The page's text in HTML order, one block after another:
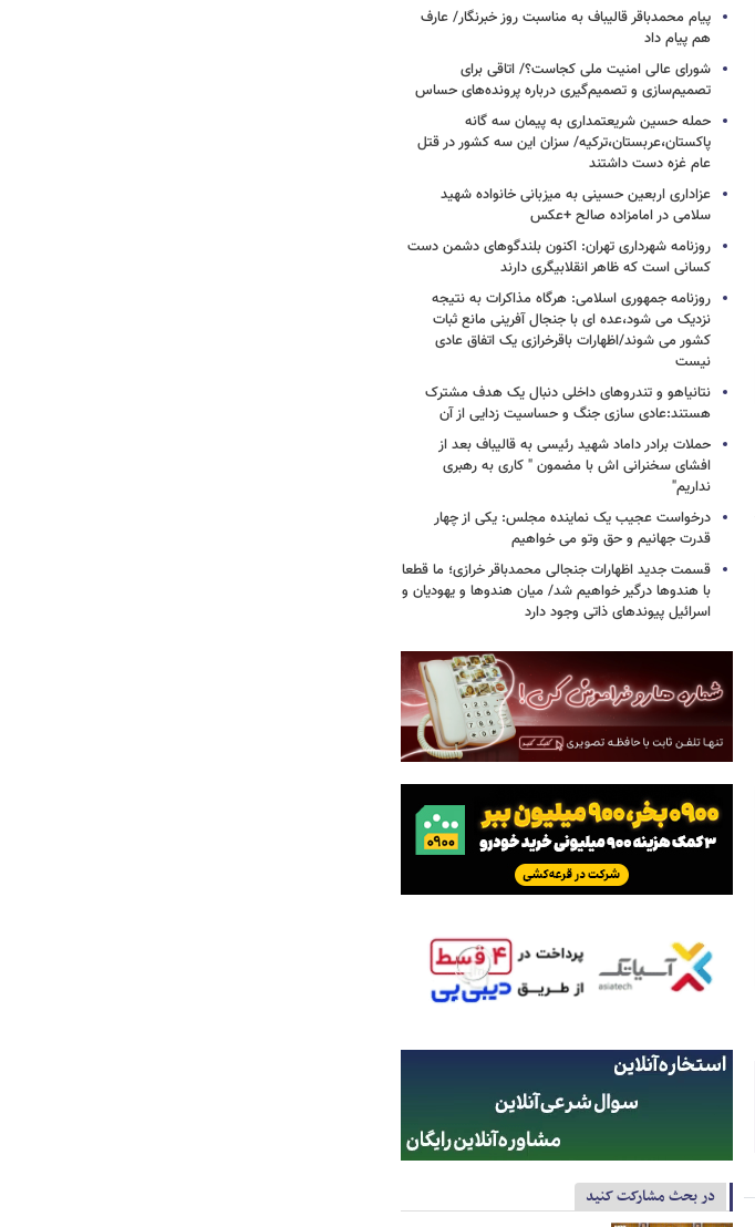
پیام محمدباقر قالیباف به مناسبت روز خبرنگار/ عارف
هم پیام داد
شورای عالی امنیت ملی کجاست؟/ اتاقی برای
تصمیم‌سازی و تصمیم‌گیری درباره پرونده‌های حساس
حمله حسین شریعتمداری به پیمان سه گانه
پاکستان،عربستان،ترکیه/ سزان این سه کشور در قتل
عام غزه دست داشتند
عزاداری اربعین حسینی به میزبانی خانواده شهید
سلامی در امامزاده صالح +عکس
روزنامه شهرداری تهران: اکنون بلندگوهای دشمن دست
کسانی است که ظاهر انقلابیگری دارند
روزنامه جمهوری اسلامی: هرگاه مذاکرات به نتیجه
نزدیک می شود،عده ای با جنجال آفرینی مانع ثبات
کشور می شوند/اظهارات باقرخرازی یک اتفاق عادی
نیست
نتانیاهو و تندروهای داخلی دنبال یک هدف مشترک
هستند:عادی سازی جنگ و حساسیت زدایی از آن
حملات برادر داماد شهید رئیسی به قالیباف بعد از
افشای سخنرانی اش با مضمون " کاری به رهبری
نداریم"
درخواست عجیب یک نماینده مجلس: یکی از چهار
قدرت جهانیم و حق وتو می خواهیم
قسمت جدید اظهارات جنجالی محمدباقر خرازی؛ ما قطعا
با هندوها درگیر خواهیم شد/ میان هندوها و یهودیان و
اسرائیل پیوندهای ذاتی وجود دارد
در بحث مشارکت کنید